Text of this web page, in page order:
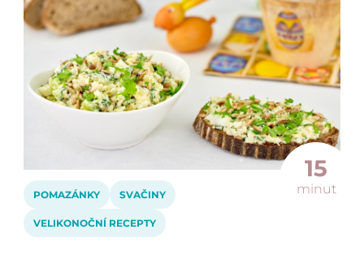
15
minut
POMAZÁNKY SVAČINY
VELIKONOČNÍ RECEPTY